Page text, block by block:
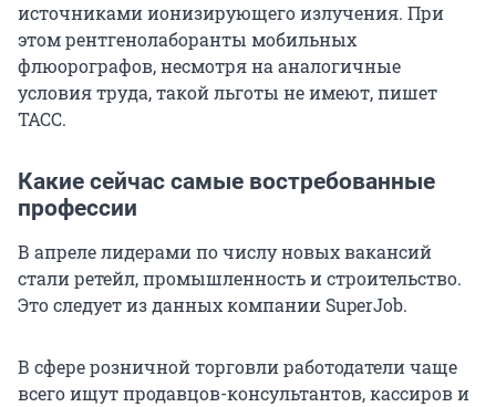
источниками ионизирующего излучения. При
этом рентгенолаборанты мобильных
флюорографов, несмотря на аналогичные
условия труда, такой льготы не имеют, пишет
ТАСС.
Какие сейчас самые востребованные
профессии
В апреле лидерами по числу новых вакансий
стали ретейл, промышленность и строительство.
Это следует из данных компании SuperJob.
В сфере розничной торговли работодатели чаще
всего ищут продавцов-консультантов, кассиров и